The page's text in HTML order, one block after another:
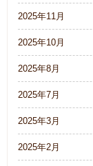
2025年11月
2025年10月
2025年8月
2025年7月
2025年3月
2025年2月